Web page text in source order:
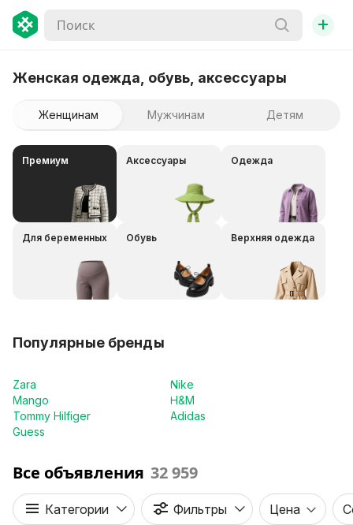
+
Женская одежда, обувь, аксессуары
Женщинам Мужчинам Детям
Премиум Аксессуары Одежда
Для беременных Обувь Верхняя одежда
Популярные бренды
Zara
Nike
Mango
H&M
Tommy Hilfiger
Adidas
Guess
Все объявления 32 959
Категории Фильтры Цена